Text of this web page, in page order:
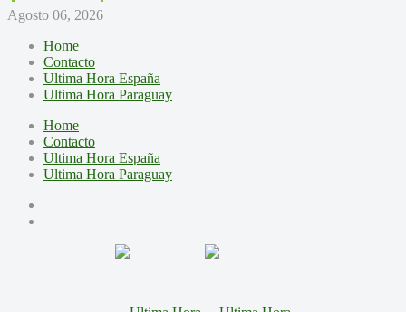
Agosto 06, 2026
Home
Contacto
Ultima Hora España
Ultima Hora Paraguay
Home
Contacto
Ultima Hora España
Ultima Hora Paraguay